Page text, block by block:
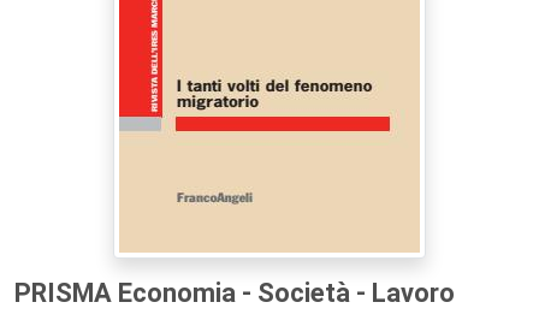
PRISMA Economia - Società - Lavoro